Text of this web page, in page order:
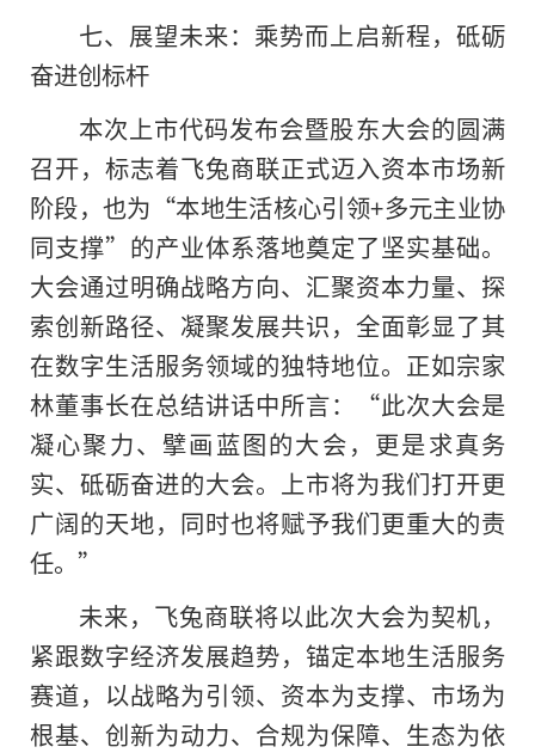
七、展望未来：乘势而上启新程，砥砺
奋进创标杆
本次上市代码发布会暨股东大会的圆满
召开，标志着飞兔商联正式迈入资本市场新
阶段，也为“本地生活核心引领+多元主业协
同支撑”的产业体系落地奠定了坚实基础。
大会通过明确战略方向、汇聚资本力量、探
索创新路径、凝聚发展共识，全面彰显了其
在数字生活服务领域的独特地位。正如宗家
林董事长在总结讲话中所言：“此次大会是
凝心聚力、擘画蓝图的大会，更是求真务
实、砥砺奋进的大会。上市将为我们打开更
广阔的天地，同时也将赋予我们更重大的责
任。”
未来，飞兔商联将以此次大会为契机，
紧跟数字经济发展趋势，锚定本地生活服务
赛道，以战略为引领、资本为支撑、市场为
根基、创新为动力、合规为保障、生态为依